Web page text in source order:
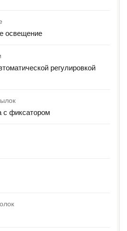
освещение
регулировкой
с фиксатором